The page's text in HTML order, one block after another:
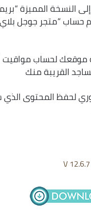
النسخة المميزة
حساب “متجر جوجل
لحساب مواقيت
القريبة منك
لحفظ المحتوى
V 12.6.7